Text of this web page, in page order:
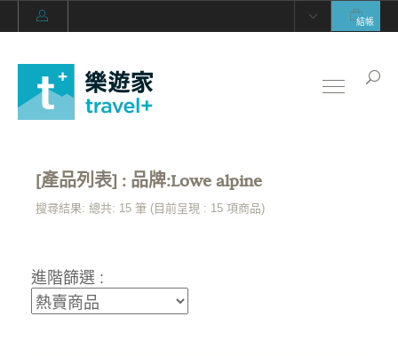
結帳
[產品列表] : 品牌:Lowe alpine
搜尋結果: 總共: 15 筆 (目前呈現 : 15 項商品)
進階篩選 :